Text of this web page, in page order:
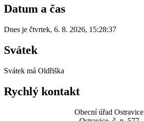
Datum a čas
Dnes je čtvrtek, 6. 8. 2026, 15:28:37
Svátek
Svátek má Oldřiška
Rychlý kontakt
Obecní úřad Ostravice